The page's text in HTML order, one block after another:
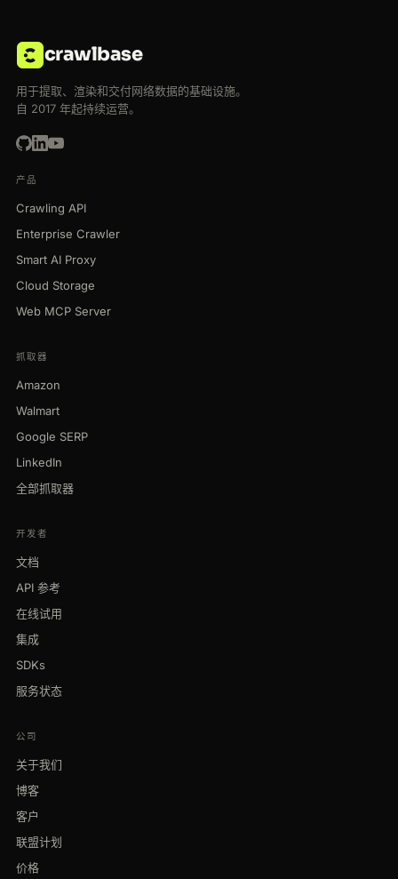
crawlbase
用于提取、渲染和交付网络数据的基础设施。
自 2017 年起持续运营。
产品
Crawling API
Enterprise Crawler
Smart AI Proxy
Cloud Storage
Web MCP Server
抓取器
Amazon
Walmart
Google SERP
LinkedIn
全部抓取器
开发者
文档
API 参考
在线试用
集成
SDKs
服务状态
公司
关于我们
博客
客户
联盟计划
价格